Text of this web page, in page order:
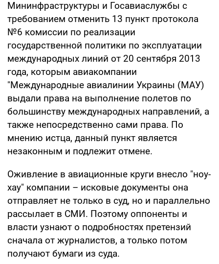
Мининфраструктуры и Госавиаслужбы с
требованием отменить 13 пункт протокола
№6 комиссии по реализации
государственной политики по эксплуатации
международных линий от 20 сентября 2013
года, которым авиакомпании
"Международные авиалинии Украины (МАУ)
выдали права на выполнение полетов по
большинству международных направлений, а
также непосредственно сами права. По
мнению истца, данный пункт является
незаконным и подлежит отмене.
Оживление в авиационные круги внесло "ноу-
хау" компании – исковые документы она
отправляет не только в суд, но и параллельно
рассылает в СМИ. Поэтому оппоненты и
власти узнают о подробностях претензий
сначала от журналистов, а только потом
получают бумаги из суда.